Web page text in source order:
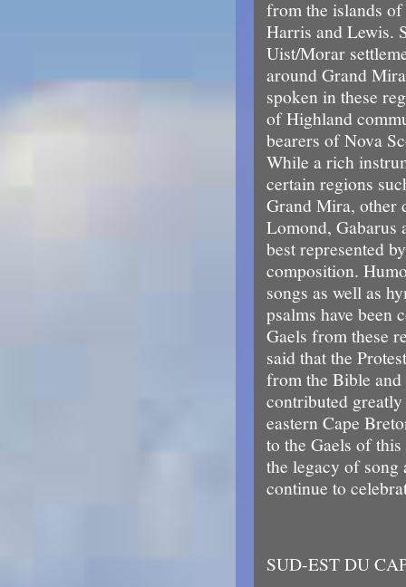
from the islands
Harris and Lewis.
Uist/Morar
around Grand
spoken in these
of Highland
bearers of Nova
While a rich
certain regions
Grand Mira, other
Lomond, Gabarus
best represented
composition.
songs as well as
psalms have been
Gaels from these
said that the
from the Bible
contributed
eastern Cape
to the Gaels of
the legacy of song
continue to
SUD-EST DU